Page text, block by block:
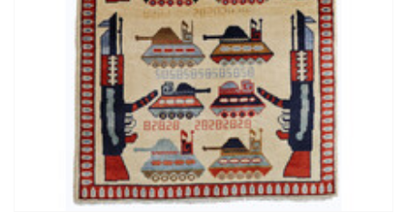
123X80 CM AFGHAN KRIEGTEPPICH HANDGEKNÜPF TEPPICH